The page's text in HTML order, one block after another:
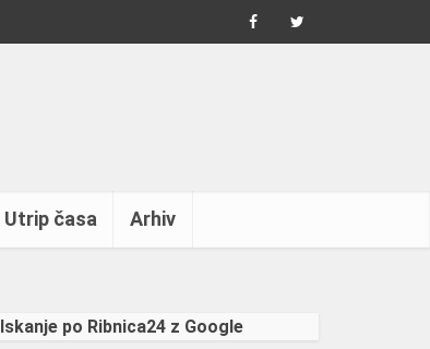
Utrip časa Arhiv
Iskanje po Ribnica24 z Google